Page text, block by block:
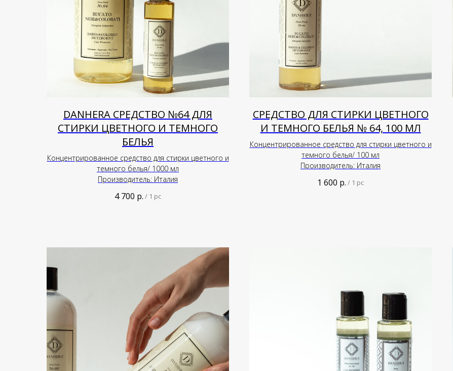
DANHERA СРЕДСТВО №64 ДЛЯ
СТИРКИ ЦВЕТНОГО И ТЕМНОГО
БЕЛЬЯ
Концентрированное средство для стирки цветного и
темного белья/ 1000 мл
Производитель: Италия
4 700 р. / 1 pc
СРЕДСТВО ДЛЯ СТИРКИ ЦВЕТНОГО
И ТЕМНОГО БЕЛЬЯ № 64, 100 МЛ
Концентрированное средство для стирки цветного и
темного белья/ 100 мл
Производитель: Италия
1 600 р. / 1 pc